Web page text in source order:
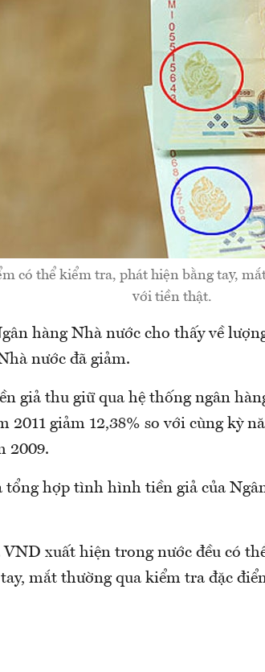
có thể kiểm tra, phát hiện bằng tay,
với tiền thật.
hàng Nhà nước cho thấy về
nước đã giảm.
giả thu giữ qua hệ thống ngân
2011 giảm 12,38% so với cùng kỳ
2009.
tổng hợp tình hình tiền giả của
VND xuất hiện trong nước đều có
mắt thường qua kiểm tra đặc